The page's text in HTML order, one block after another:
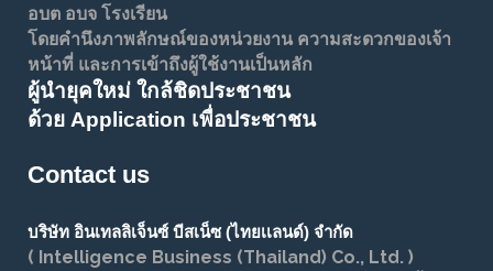
อบต อบจ โรงเรียน
โดยคำนึงภาพลักษณ์ของหน่วยงาน ความสะดวกของเจ้า
หน้าที่ และการเข้าถึงผู้ใช้งานเป็นหลัก
ผู้นำยุคใหม่ ใกล้ชิดประชาชน
ด้วย Application เพื่อประชาชน
Contact us
บริษัท อินเทลลิเจ็นซ์ บีสเน็ซ (ไทยเเลนด์) จำกัด
( Intelligence Business (Thailand) Co., Ltd. )